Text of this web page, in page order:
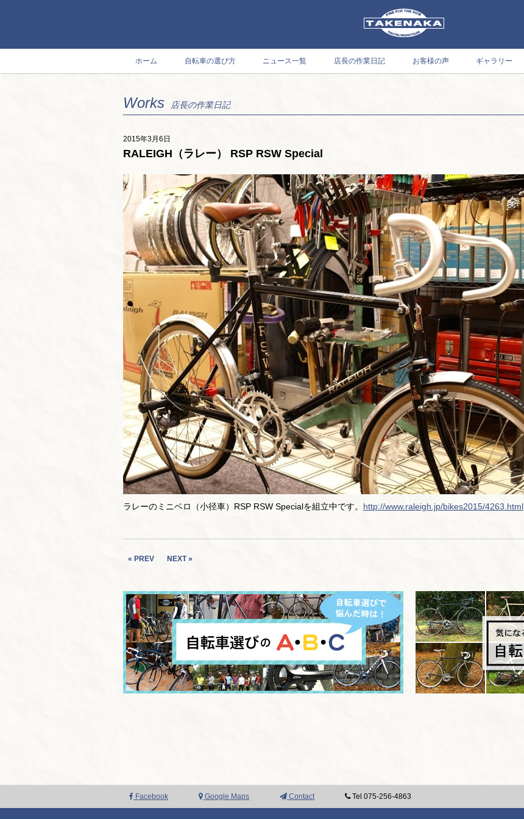
ホーム 自転車の選び方 ニュース一覧 店長の作業日記 お客様の声 ギャラリー
Works 店長の作業日記
2015年3月6日
RALEIGH（ラレー） RSP RSW Special
ラレーのミニベロ（小径車）RSP RSW Specialを組立中です。 http://www.raleigh.jp/bikes2015/4263.html
« PREV NEXT »
Facebook Google Maps Contact Tel 075-256-4863